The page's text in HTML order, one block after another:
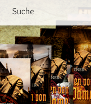
Suche